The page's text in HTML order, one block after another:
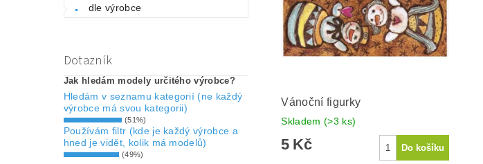
dle výrobce
Dotazník
Jak hledám modely určitého výrobce?
Hledám v seznamu kategorií (ne každý
výrobce má svou kategorii)
(51%)
Používám filtr (kde je každý výrobce a
hned je vidět, kolik má modelů)
(49%)
Vánoční figurky
Skladem (>3 ks)
5 Kč